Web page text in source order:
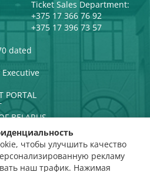
Ticket Sales Department:
+375 17 366 76 92
+375 17 396 73 57
dated
PORTAL
BELARUS
OF THE
чтобы улучшить качество
рекламу
наш трафик. Нажимая